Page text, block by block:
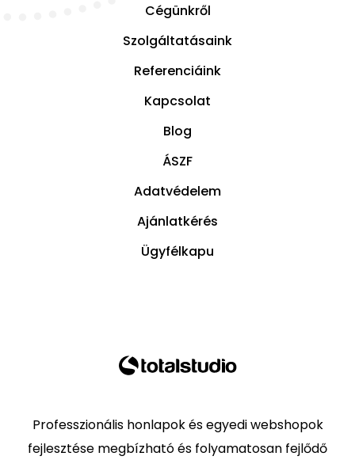
Cégünkről
Szolgáltatásaink
Referenciáink
Kapcsolat
Blog
ÁSZF
Adatvédelem
Ajánlatkérés
Ügyfélkapu
Professzionális honlapok és egyedi webshopok
fejlesztése megbízható és folyamatosan fejlődő